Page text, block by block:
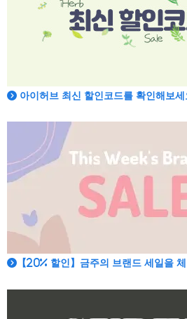
아이허브 최신 할인코드를 확인해보세
【20% 할인】금주의 브랜드 세일을